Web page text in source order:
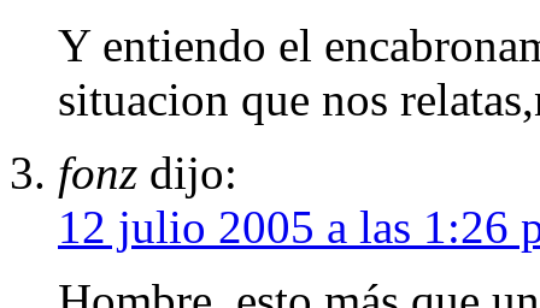
Y entiendo el
situacion que nos
fonz dijo:
12 julio 2005 a las 1:26